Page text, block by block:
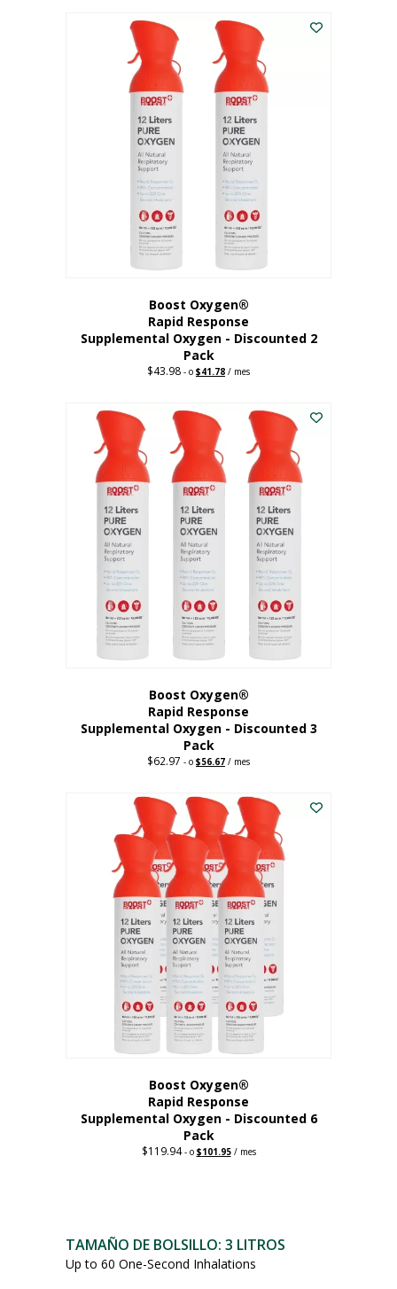
dólares. es:
182,30
dólares.
Boost Oxygen®
Rapid Response
Supplemental Oxygen - Discounted 2
Pack
$43.98 - o Original
$43.98.
$41.78 Current
$41.78.
/ mes
Boost Oxygen®
Rapid Response
Supplemental Oxygen - Discounted 3
Pack
$62.97 - o Precio
dólares.
$56.67 El
56,67
dólares.
/ mes
Boost Oxygen®
Rapid Response
Supplemental Oxygen - Discounted 6
Pack
$119.94 -o Precio
$101.95El/ mes
TAMAÑO DE BOLSILLO: 3 LITROS
Up to 60 One-Second Inhalations